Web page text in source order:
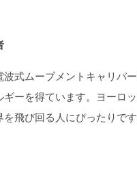
式ムーブメントキャリバ
ーを得ています。ヨーロ
飛び回る人にぴったりで